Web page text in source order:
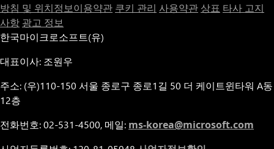
방침 및 위치정보이용약관 쿠키 관리 사용약관 상표 타사 고지
사항 광고 정보
한국마이크로소프트(유)
대표이사: 조원우
주소: (우)110-150 서울 종로구 종로1길 50 더 케이트윈타워 A동
12층
전화번호: 02-531-4500, 메일: ms-korea@microsoft.com